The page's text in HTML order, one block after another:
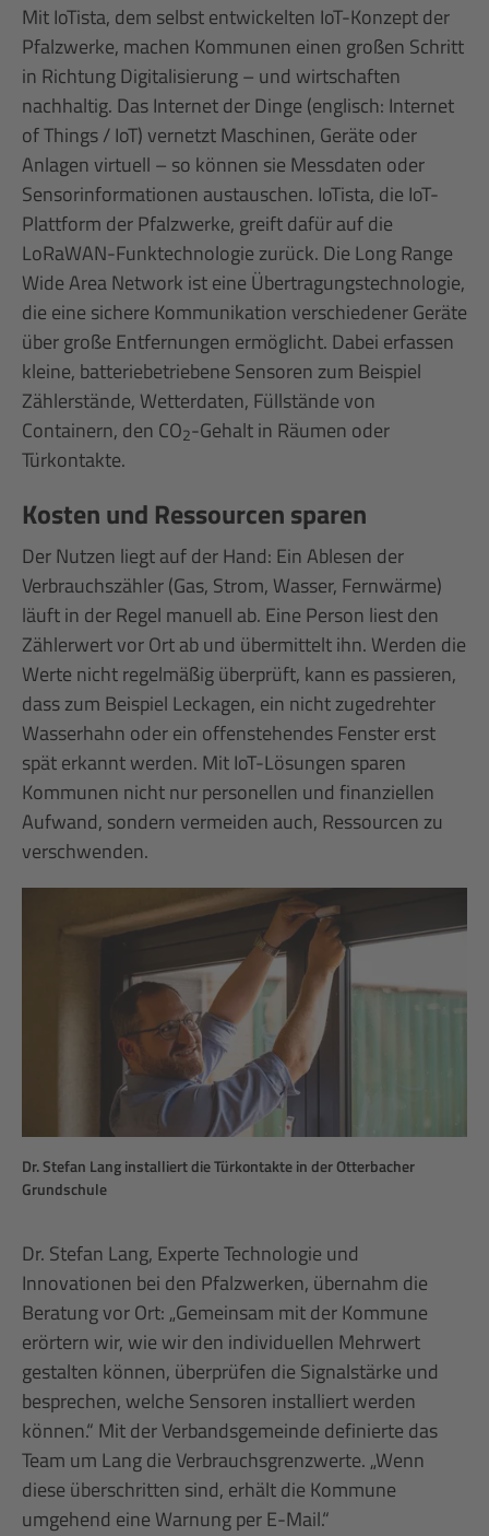
Mit IoTista, dem selbst entwickelten IoT-Konzept der
Pfalzwerke, machen Kommunen einen großen Schritt
in Richtung Digitalisierung – und wirtschaften
nachhaltig. Das Internet der Dinge (englisch: Internet
of Things / IoT) vernetzt Maschinen, Geräte oder
Anlagen virtuell – so können sie Messdaten oder
Sensorinformationen austauschen. IoTista, die IoT-
Plattform der Pfalzwerke, greift dafür auf die
LoRaWAN-Funktechnologie zurück. Die Long Range
Wide Area Network ist eine Übertragungstechnologie,
die eine sichere Kommunikation verschiedener Geräte
über große Entfernungen ermöglicht. Dabei erfassen
kleine, batteriebetriebene Sensoren zum Beispiel
Zählerstände, Wetterdaten, Füllstände von
Containern, den CO2-Gehalt in Räumen oder
Türkontakte.
Kosten und Ressourcen sparen
Der Nutzen liegt auf der Hand: Ein Ablesen der
Verbrauchszähler (Gas, Strom, Wasser, Fernwärme)
läuft in der Regel manuell ab. Eine Person liest den
Zählerwert vor Ort ab und übermittelt ihn. Werden die
Werte nicht regelmäßig überprüft, kann es passieren,
dass zum Beispiel Leckagen, ein nicht zugedrehter
Wasserhahn oder ein offenstehendes Fenster erst
spät erkannt werden. Mit IoT-Lösungen sparen
Kommunen nicht nur personellen und finanziellen
Aufwand, sondern vermeiden auch, Ressourcen zu
verschwenden.
Dr. Stefan Lang installiert die Türkontakte in der Otterbacher
Grundschule
Dr. Stefan Lang, Experte Technologie und
Innovationen bei den Pfalzwerken, übernahm die
Beratung vor Ort: „Gemeinsam mit der Kommune
erörtern wir, wie wir den individuellen Mehrwert
gestalten können, überprüfen die Signalstärke und
besprechen, welche Sensoren installiert werden
können.“ Mit der Verbandsgemeinde definierte das
Team um Lang die Verbrauchsgrenzwerte. „Wenn
diese überschritten sind, erhält die Kommune
umgehend eine Warnung per E-Mail.“